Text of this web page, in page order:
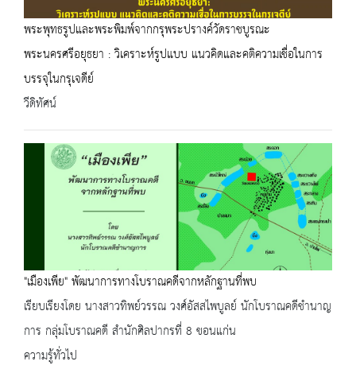
พระพุทธรูปและพระพิมพ์จากกรุพระปรางค์วัดราชบูรณะ
พระนครศรีอยุธยา : วิเคราะห์รูปแบบ แนวคิดและคติความเชื่อในการ
บรรจุในกรุเจดีย์
วีดิทัศน์
"เมืองเพีย" พัฒนาการทางโบราณคดีจากหลักฐานที่พบ
เรียบเรียงโดย นางสาวทิพย์วรรณ วงศ์อัสสไพบูลย์ นักโบราณคดีชำนาญ
การ กลุ่มโบราณคดี สำนักศิลปากรที่ 8 ขอนแก่น
ความรู้ทั่วไป